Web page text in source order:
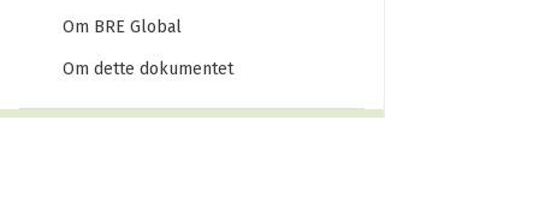
Om BRE Global
Om dette dokumentet